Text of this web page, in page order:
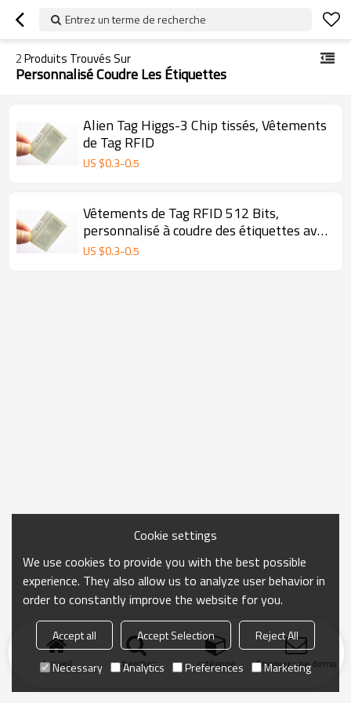
Entrez un terme de recherche
2Produits Trouvés Sur
Personnalisé Coudre Les Étiquettes
Alien Tag Higgs-3 Chip tissés, Vêtements
de Tag RFID
US $0.3-0.5
Vêtements de Tag RFID 512 Bits,
personnalisé à coudre des étiquettes avec
le protocole C1G2 EPC
US $0.3-0.5
Accueil chercher catégorie Envoyer une
Cookie settings
We use cookies to provide you with the best possible
experience. They also allow us to analyze user behavior in
order to constantly improve the website for you.
Accept all Accept Selection
Reject All
Necessary
Analytics Preferences Marketing